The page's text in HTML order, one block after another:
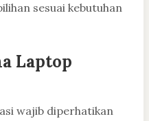
sesuai kebutuhan
Laptop
wajib diperhatikan